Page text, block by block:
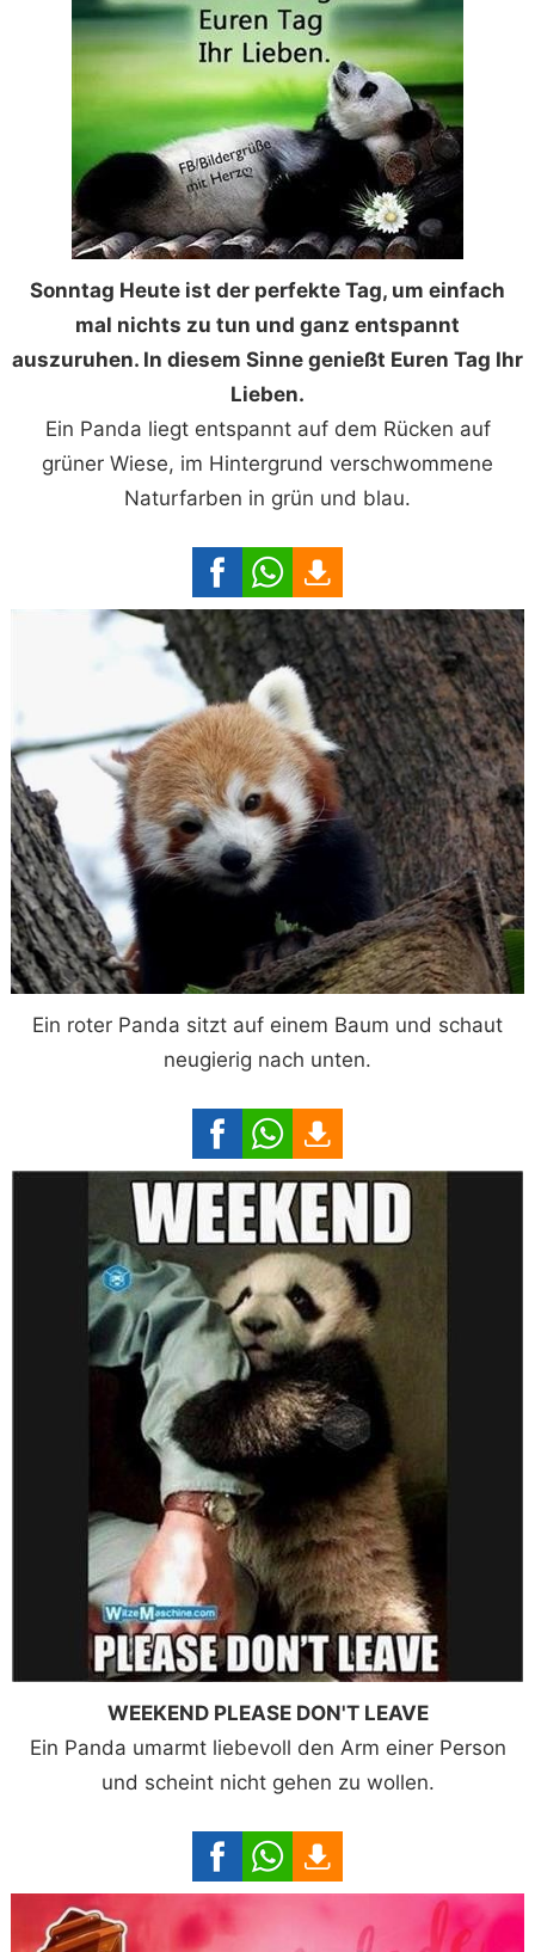
Sonntag Heute ist der perfekte Tag, um einfach
mal nichts zu tun und ganz entspannt
auszuruhen. In diesem Sinne genießt Euren Tag Ihr
Lieben.
Ein Panda liegt entspannt auf dem Rücken auf
grüner Wiese, im Hintergrund verschwommene
Naturfarben in grün und blau.
Ein roter Panda sitzt auf einem Baum und schaut
neugierig nach unten.
WEEKEND PLEASE DON'T LEAVE
Ein Panda umarmt liebevoll den Arm einer Person
und scheint nicht gehen zu wollen.